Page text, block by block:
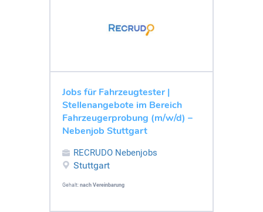
Jobs für Fahrzeugtester |
Stellenangebote im Bereich
Fahrzeugerprobung (m/w/d) –
Nebenjob Stuttgart
RECRUDO Nebenjobs
Stuttgart
Gehalt: nach Vereinbarung